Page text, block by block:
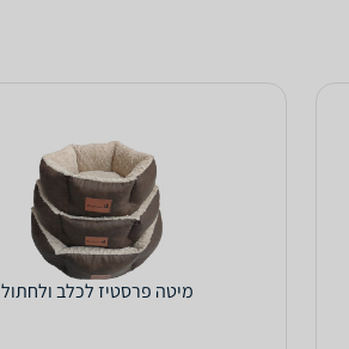
מיטה פרסטיז לכלב ולחתול